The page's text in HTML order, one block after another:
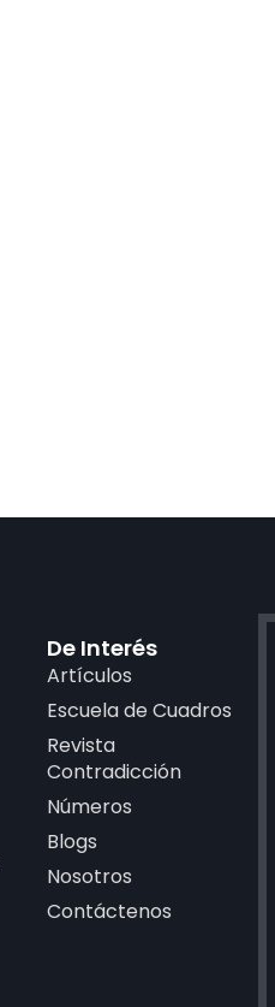
De Interés
Artículos
Escuela de Cuadros
Revista
Contradicción
Números
Blogs
Nosotros
Contáctenos